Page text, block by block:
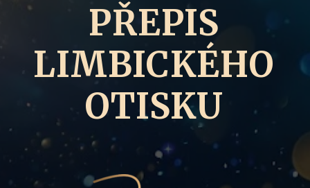
PŘEPIS
LIMBICKÉHO
OTISKU